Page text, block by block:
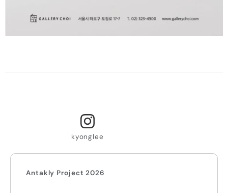
kyonglee
Antakly Project 2026